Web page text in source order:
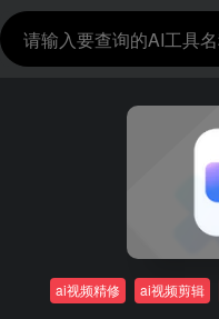
ai视频精修 ai视频剪辑